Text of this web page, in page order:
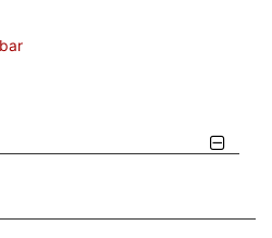
ODER ZULETZT ANGESEHENE